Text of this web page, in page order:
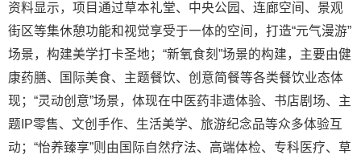
资料显示，项目通过草本礼堂、中央公园、连廊空间、景观
街区等集休憩功能和视觉享受于一体的空间，打造“元气漫游”
场景，构建美学打卡圣地；“新氧食刻”场景的构建，主要由健
康药膳、国际美食、主题餐饮、创意简餐等各类餐饮业态体
现；“灵动创意”场景，体现在中医药非遗体验、书店剧场、主
题IP零售、文创手作、生活美学、旅游纪念品等众多体验互
动；“怡养臻享”则由国际自然疗法、高端体检、专科医疗、草